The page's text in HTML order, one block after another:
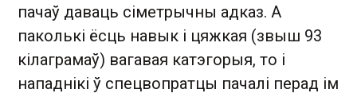
пачаў даваць сіметрычны адказ. А
паколькі ёсць навык і цяжкая (звыш 93
кілаграмаў) вагавая катэгорыя, то і
нападнікі ў спецвопратцы пачалі перад ім